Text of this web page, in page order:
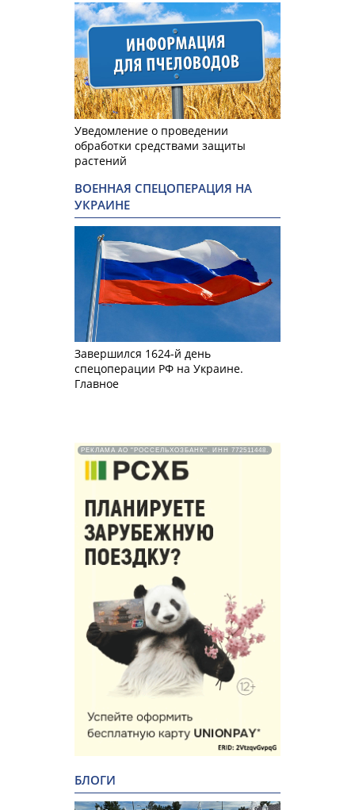
Уведомление о проведении
обработки средствами защиты
растений
ВОЕННАЯ СПЕЦОПЕРАЦИЯ НА
УКРАИНЕ
Завершился 1624-й день
спецоперации РФ на Украине.
Главное
РЕКЛАМА АО "РОССЕЛЬХОЗБАНК". ИНН 772511448.
БЛОГИ